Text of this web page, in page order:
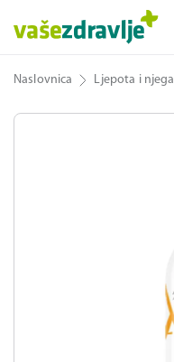
Naslovnica Ljepota i njega